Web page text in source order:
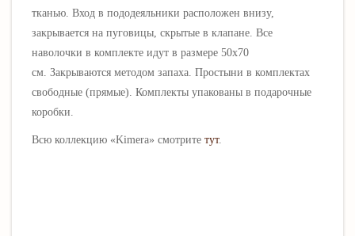
тканью. Вход в пододеяльники расположен внизу,
закрывается на пуговицы, скрытые в клапане. Все
наволочки в комплекте идут в размере 50х70
см. Закрываются методом запаха. Простыни в комплектах
свободные (прямые). Комплекты упакованы в подарочные
коробки.
Всю коллекцию «Kimera» смотрите тут.